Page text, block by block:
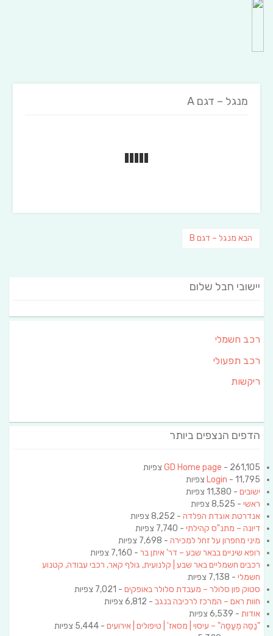
מנגל – דגם A
הבא פוסט
מנגל – דגם B
יישובי חבל שלום
רכב חשמלי
רכב תפעולי
ריקשות
הדפים הנצפים ביותר
GD Home page - 261,105 צפיות
Login - 11,795 צפיות
ישובים - 11,380 צפיות
ראשי - 8,525 צפיות
אנדרטת אוגדת הפלדה - 8,252 צפיות
דיונה – מתנ"ס קהילתי - 7,740 צפיות
מיני מחפרון על זחל למכירה - 7,698 צפיות
רופא שיניים בבאר שבע – דר' איתן בר - 7,160 צפיות
רכבים חשמליים באר שבע | קלנועית, גולף קאר, רכבי עבודה, קטנוע
חשמלי - 7,138 צפיות
סטוק פון סלולר – מעבדת סלולר באופקים - 7,021 צפיות
חוות ראם – המרכז לרכיבה בנגב - 6,812 צפיות
אודות - 6,539 צפיות
"נַסֵּה מְעַסֶּה" – עיסוי | מסאז' | טיפולים | אירועים - 5,444 צפיות